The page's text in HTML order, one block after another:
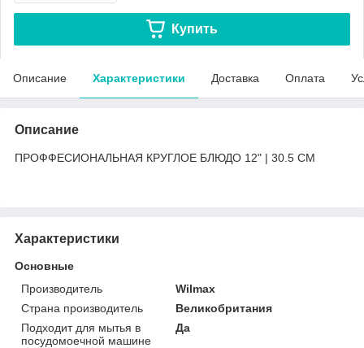
Купить
Описание Характеристики Доставка Оплата
Описание
ПРОФФЕСИОНАЛЬНАЯ КРУГЛОЕ БЛЮДО 12" | 30.5 CM
Характеристики
Основные
Производитель
Wilmax
Страна производитель
Великобритания
Подходит для мытья в
посудомоечной машине
Да